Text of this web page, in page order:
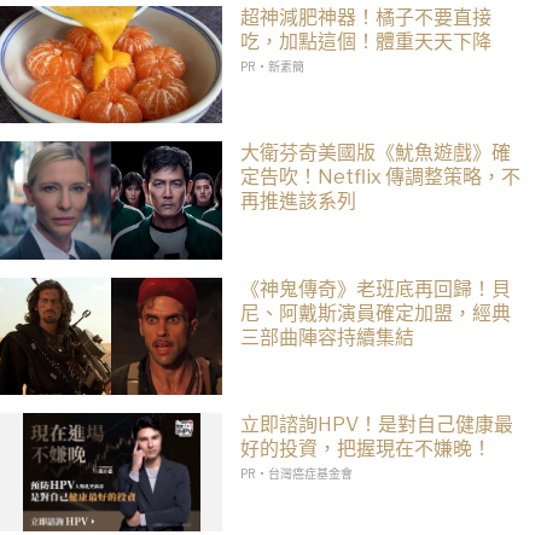
超神減肥神器！橘子不要直接
吃，加點這個！體重天天下降
PR・新素簡
大衛芬奇美國版《魷魚遊戲》確
定告吹！Netflix 傳調整策略，不
再推進該系列
《神鬼傳奇》老班底再回歸！貝
尼、阿戴斯演員確定加盟，經典
三部曲陣容持續集結
立即諮詢HPV！是對自己健康最
好的投資，把握現在不嫌晚！
PR・台灣癌症基金會